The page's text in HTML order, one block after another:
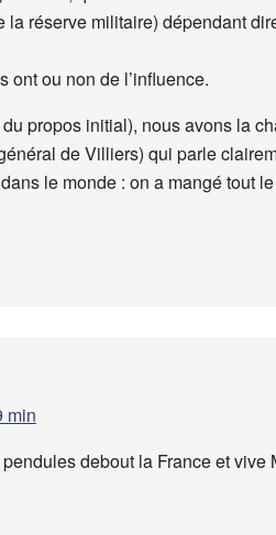
réserve militaire) dépendant
ont ou non de l’influence.
propos initial), nous avons la
de Villiers) qui parle
le monde : on a mangé tout
min
debout la France et vive